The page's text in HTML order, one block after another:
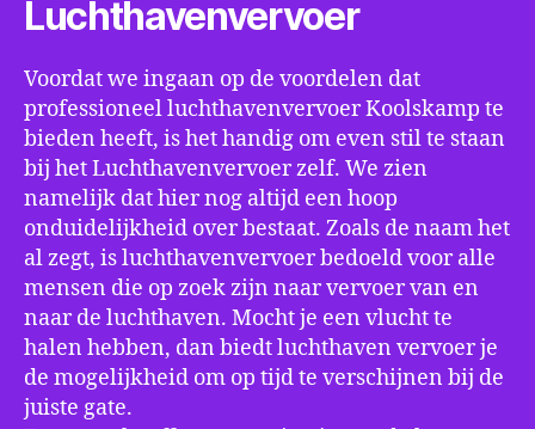
Luchthavenvervoer
Voordat we ingaan op de voordelen dat
professioneel luchthavenvervoer Koolskamp te
bieden heeft, is het handig om even stil te staan
bij het Luchthavenvervoer zelf. We zien
namelijk dat hier nog altijd een hoop
onduidelijkheid over bestaat. Zoals de naam het
al zegt, is luchthavenvervoer bedoeld voor alle
mensen die op zoek zijn naar vervoer van en
naar de luchthaven. Mocht je een vlucht te
halen hebben, dan biedt luchthaven vervoer je
de mogelijkheid om op tijd te verschijnen bij de
juiste gate.